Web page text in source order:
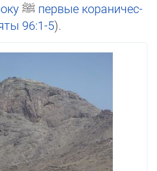
ﷺ пер­вые ко­ра­ни­чес­
96:1-5).